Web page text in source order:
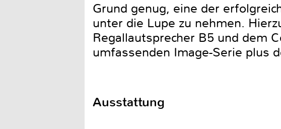
Grund genug, eine der
unter die Lupe zu nehmen.
Regallautsprecher B5 und dem
umfassenden Image-Serie plus
Ausstattung